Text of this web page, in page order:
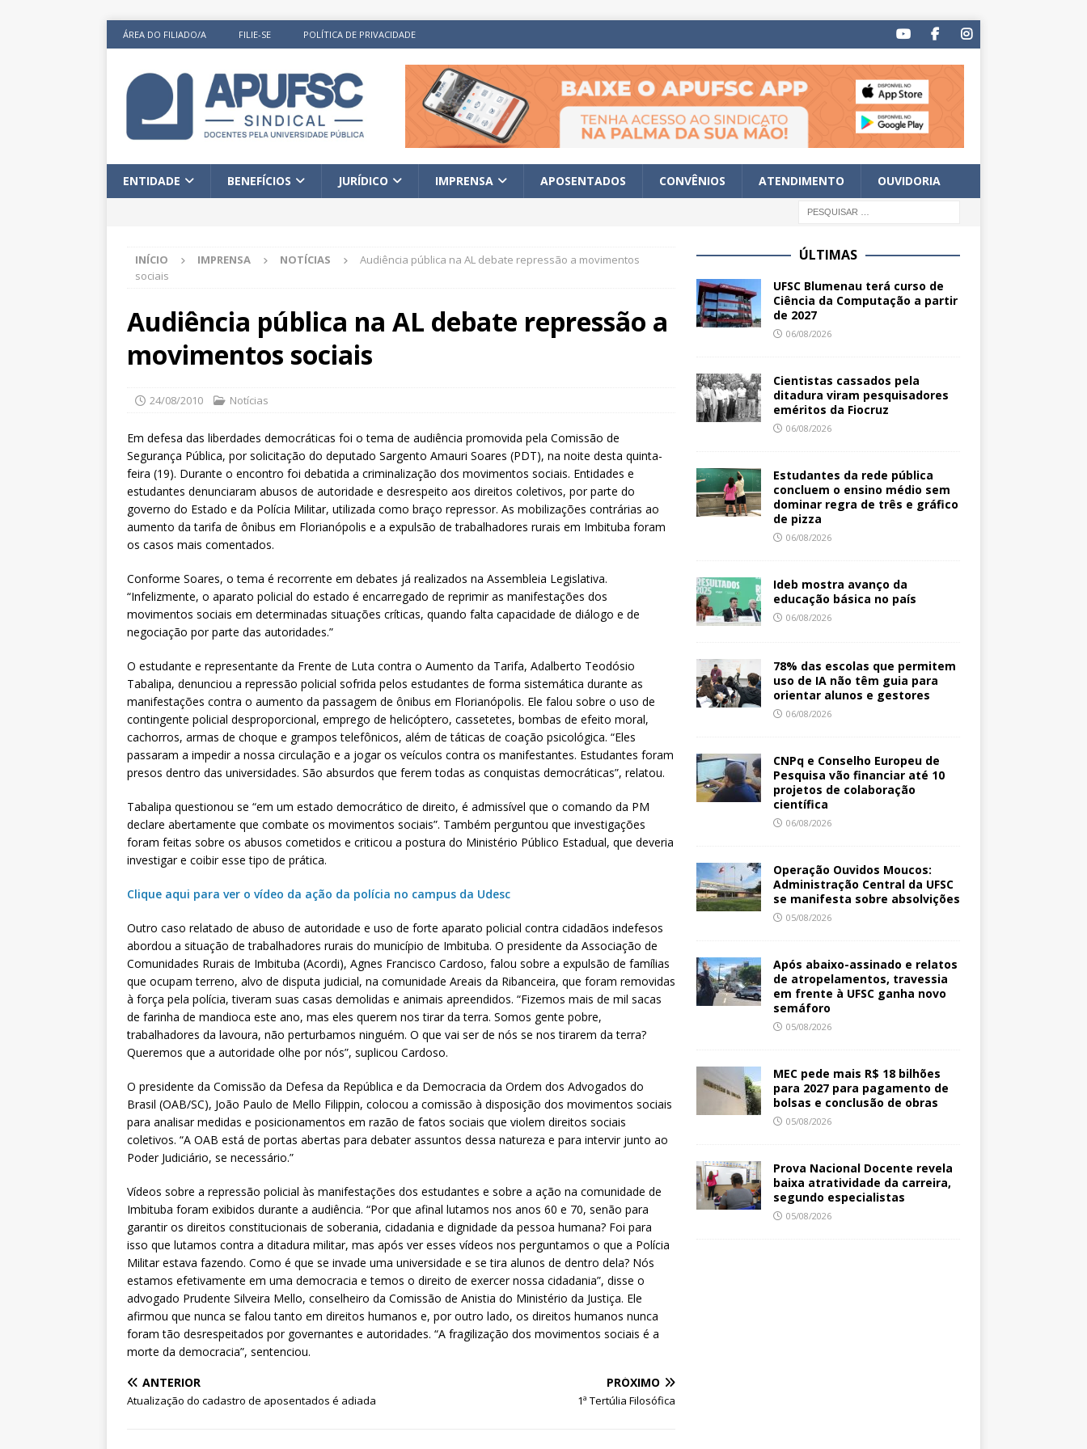
ÁREA DO FILIADO/A FILIE-SE POLÍTICA DE PRIVACIDADE
ENTIDADE BENEFÍCIOS JURÍDICO IMPRENSA APOSENTADOS CONVÊNIOS ATENDIMENTO OUVIDORIA
INÍCIO IMPRENSA NOTÍCIAS
Audiência pública na AL debate repressão a movimentos
sociais
Audiência pública na AL debate repressão a
movimentos sociais
24/08/2010 Notícias
Em defesa das liberdades democráticas foi o tema de audiência promovida pela Comissão de
Segurança Pública, por solicitação do deputado Sargento Amauri Soares (PDT), na noite desta quinta-
feira (19). Durante o encontro foi debatida a criminalização dos movimentos sociais. Entidades e
estudantes denunciaram abusos de autoridade e desrespeito aos direitos coletivos, por parte do
governo do Estado e da Polícia Militar, utilizada como braço repressor. As mobilizações contrárias ao
aumento da tarifa de ônibus em Florianópolis e a expulsão de trabalhadores rurais em Imbituba foram
os casos mais comentados.
Conforme Soares, o tema é recorrente em debates já realizados na Assembleia Legislativa.
“Infelizmente, o aparato policial do estado é encarregado de reprimir as manifestações dos
movimentos sociais em determinadas situações críticas, quando falta capacidade de diálogo e de
negociação por parte das autoridades.”
O estudante e representante da Frente de Luta contra o Aumento da Tarifa, Adalberto Teodósio
Tabalipa, denunciou a repressão policial sofrida pelos estudantes de forma sistemática durante as
manifestações contra o aumento da passagem de ônibus em Florianópolis. Ele falou sobre o uso de
contingente policial desproporcional, emprego de helicóptero, cassetetes, bombas de efeito moral,
cachorros, armas de choque e grampos telefônicos, além de táticas de coação psicológica. “Eles
passaram a impedir a nossa circulação e a jogar os veículos contra os manifestantes. Estudantes foram
presos dentro das universidades. São absurdos que ferem todas as conquistas democráticas”, relatou.
Tabalipa questionou se “em um estado democrático de direito, é admissível que o comando da PM
declare abertamente que combate os movimentos sociais”. Também perguntou que investigações
foram feitas sobre os abusos cometidos e criticou a postura do Ministério Público Estadual, que deveria
investigar e coibir esse tipo de prática.
Clique aqui para ver o vídeo da ação da polícia no campus da Udesc
Outro caso relatado de abuso de autoridade e uso de forte aparato policial contra cidadãos indefesos
abordou a situação de trabalhadores rurais do município de Imbituba. O presidente da Associação de
Comunidades Rurais de Imbituba (Acordi), Agnes Francisco Cardoso, falou sobre a expulsão de famílias
que ocupam terreno, alvo de disputa judicial, na comunidade Areais da Ribanceira, que foram removidas
à força pela polícia, tiveram suas casas demolidas e animais apreendidos. “Fizemos mais de mil sacas
de farinha de mandioca este ano, mas eles querem nos tirar da terra. Somos gente pobre,
trabalhadores da lavoura, não perturbamos ninguém. O que vai ser de nós se nos tirarem da terra?
Queremos que a autoridade olhe por nós”, suplicou Cardoso.
O presidente da Comissão da Defesa da República e da Democracia da Ordem dos Advogados do
Brasil (OAB/SC), João Paulo de Mello Filippin, colocou a comissão à disposição dos movimentos sociais
para analisar medidas e posicionamentos em razão de fatos sociais que violem direitos sociais
coletivos. “A OAB está de portas abertas para debater assuntos dessa natureza e para intervir junto ao
Poder Judiciário, se necessário.”
Vídeos sobre a repressão policial às manifestações dos estudantes e sobre a ação na comunidade de
Imbituba foram exibidos durante a audiência. “Por que afinal lutamos nos anos 60 e 70, senão para
garantir os direitos constitucionais de soberania, cidadania e dignidade da pessoa humana? Foi para
isso que lutamos contra a ditadura militar, mas após ver esses vídeos nos perguntamos o que a Polícia
Militar estava fazendo. Como é que se invade uma universidade e se tira alunos de dentro dela? Nós
estamos efetivamente em uma democracia e temos o direito de exercer nossa cidadania”, disse o
advogado Prudente Silveira Mello, conselheiro da Comissão de Anistia do Ministério da Justiça. Ele
afirmou que nunca se falou tanto em direitos humanos e, por outro lado, os direitos humanos nunca
foram tão desrespeitados por governantes e autoridades. “A fragilização dos movimentos sociais é a
morte da democracia”, sentenciou.
ANTERIOR
Atualização do cadastro de aposentados é adiada
PRÓXIMO
1ª Tertúlia Filosófica
ÚLTIMAS
UFSC Blumenau terá curso de
Ciência da Computação a partir
de 2027
06/08/2026
Cientistas cassados pela
ditadura viram pesquisadores
eméritos da Fiocruz
06/08/2026
Estudantes da rede pública
concluem o ensino médio sem
dominar regra de três e gráfico
de pizza
06/08/2026
Ideb mostra avanço da
educação básica no país
06/08/2026
78% das escolas que permitem
uso de IA não têm guia para
orientar alunos e gestores
06/08/2026
CNPq e Conselho Europeu de
Pesquisa vão financiar até 10
projetos de colaboração
científica
06/08/2026
Operação Ouvidos Moucos:
Administração Central da UFSC
se manifesta sobre absolvições
05/08/2026
Após abaixo-assinado e relatos
de atropelamentos, travessia
em frente à UFSC ganha novo
semáforo
05/08/2026
MEC pede mais R$ 18 bilhões
para 2027 para pagamento de
bolsas e conclusão de obras
05/08/2026
Prova Nacional Docente revela
baixa atratividade da carreira,
segundo especialistas
05/08/2026